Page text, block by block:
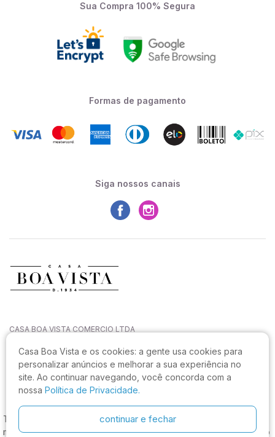
Casa Boa Vista e os cookies: a gente usa cookies para
personalizar anúncios e melhorar a sua experiência no
site. Ao continuar navegando, você concorda com a
nossa Política de Privacidade.
continuar e fechar
CASA BOA VISTA COMERCIO LTDA
Rua João Sampaio da Silva, 144, Capoeiras
CEP: 88090-820, Florianópolis - SC
Não realizamos atendimento neste endereço.
Sua Compra 100% Segura
Formas de pagamento
Siga nossos canais
Tecido Viscose Italiano Flores Clássicas Verde e Rosa, os
melhores preços e condições, estamos com muitas categorias do